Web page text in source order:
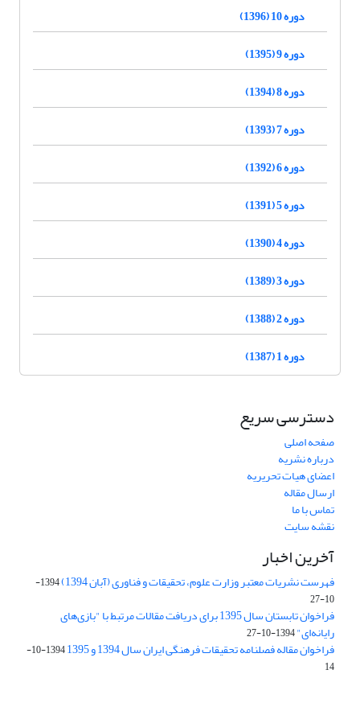
دوره 10 (1396)
دوره 9 (1395)
دوره 8 (1394)
دوره 7 (1393)
دوره 6 (1392)
دوره 5 (1391)
دوره 4 (1390)
دوره 3 (1389)
دوره 2 (1388)
دوره 1 (1387)
دسترسی سریع
صفحه اصلی
درباره نشریه
اعضای هیات تحریریه
ارسال مقاله
تماس با ما
نقشه سایت
آخرین اخبار
فهرست نشریات معتبر وزارت علوم، تحقیقات و فناوری (آبان 1394)
1394-
10-27
فراخوان تابستان سال 1395 برای دریافت مقالات مرتبط با "بازی‌های
رایانه‌ای"1394-10-27
فراخوان مقاله فصلنامه تحقیقات فرهنگی ایران سال 1394 و 1395
1394-10-
14